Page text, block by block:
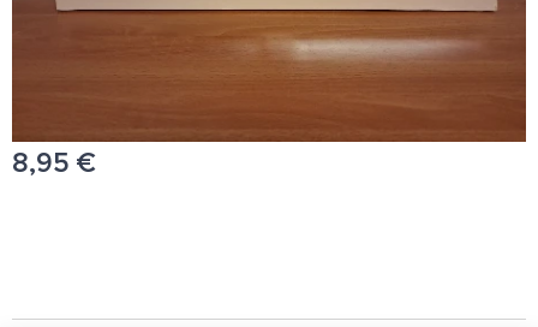
8,95 €